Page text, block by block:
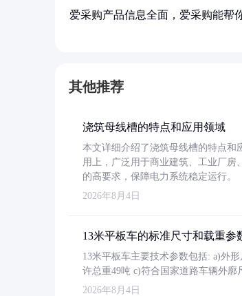
爱采购产品信息全面，爱采购能帮
其他推荐
浇筑母线槽的特点和应用领域
本文详细介绍了浇筑母线槽的特点和
用上，广泛用于商业建筑、工业厂房
的高要求，保障电力系统稳定运行。
2026年8月4日
13米平板车的标准尺寸和载重参
13米平板车主要技术参数包括: a)外
许总重49吨 c)符合国家道路车辆外廓
2026年8月4日